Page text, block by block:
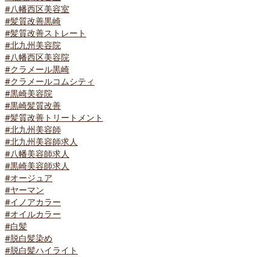
#八幡西区美容室
#髪質改善黒崎
#髪質改善ストレート
#北九州美容院
#八幡西区美容院
#クラメール黒崎
#クラメールコムシティ
#黒崎美容院
#黒崎髪質改善
#髪質改善トリートメント
#北九州美容師
#北九州美容師求人
#八幡美容師求人
#黒崎美容師求人
#オージュア
#ヤーマン
#イノアカラー
#オイルカラー
#白髪
#脱白髪染め
#脱白髪ハイライト